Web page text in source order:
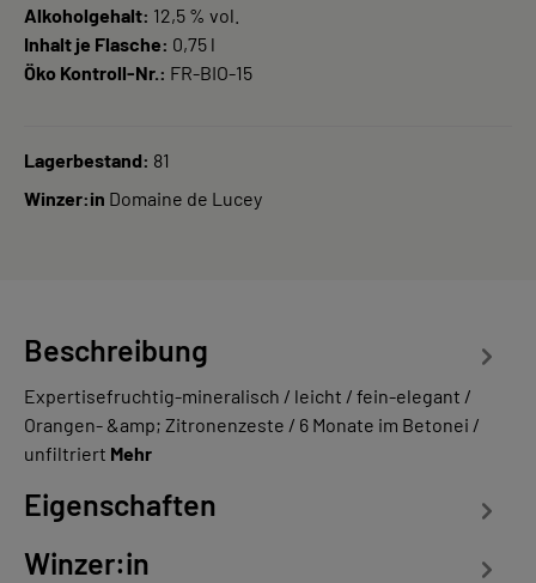
Alkoholgehalt: 12,5 % vol.
Inhalt je Flasche: 0,75 l
Öko Kontroll-Nr.: FR-BIO-15
Lagerbestand: 81
Winzer:in Domaine de Lucey
Beschreibung
Expertisefruchtig-mineralisch / leicht / fein-elegant /
Orangen- &amp; Zitronenzeste / 6 Monate im Betonei /
unfiltriert Mehr
Eigenschaften
Winzer:in